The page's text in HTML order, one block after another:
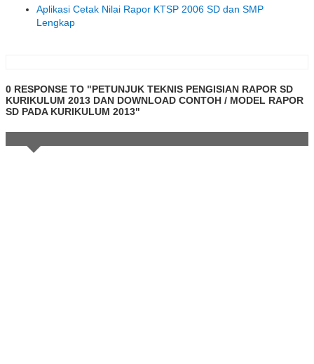
Aplikasi Cetak Nilai Rapor KTSP 2006 SD dan SMP
Lengkap
0 RESPONSE TO "PETUNJUK TEKNIS PENGISIAN RAPOR SD
KURIKULUM 2013 DAN DOWNLOAD CONTOH / MODEL RAPOR
SD PADA KURIKULUM 2013"